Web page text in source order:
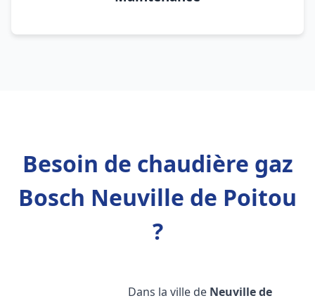
Besoin de chaudière gaz
Bosch Neuville de Poitou
?
Dans la ville de Neuville de